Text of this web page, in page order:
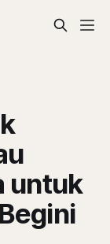
untuk